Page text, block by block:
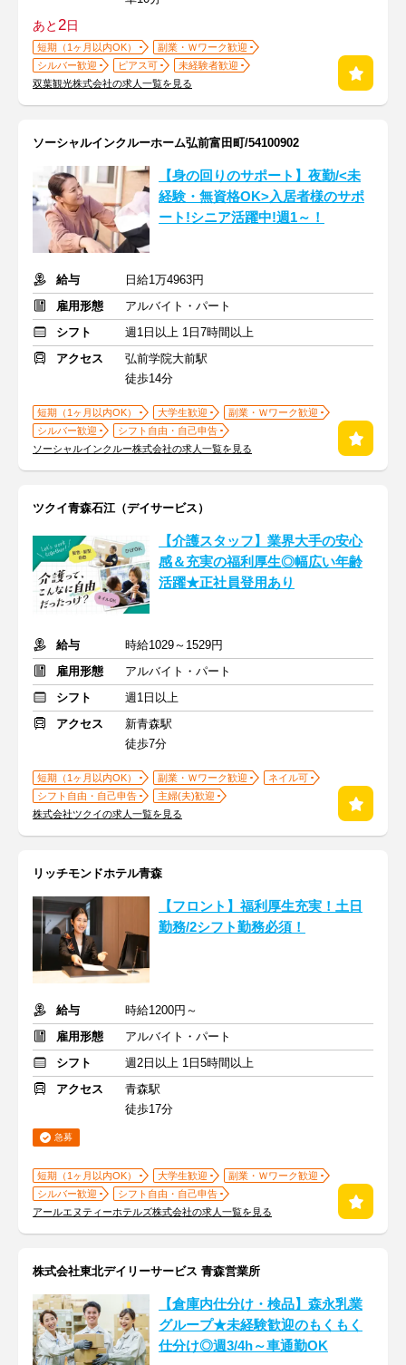
あと2日
短期（1ヶ月以内OK）
副業・Ｗワーク歓迎
シルバー歓迎
ピアス可
未経験者歓迎
双葉観光株式会社の求人一覧を見る
ソーシャルインクルーホーム弘前富田町/54100902
【身の回りのサポート】夜勤/<未
経験・無資格OK>入居者様のサポ
ート!シニア活躍中!週1～！
給与
日給1万4963円
雇用形態
アルバイト・パート
シフト
週1日以上 1日7時間以上
アクセス
弘前学院大前駅
徒歩14分
短期（1ヶ月以内OK） 大学生歓迎
副業・Ｗワーク歓迎
シルバー歓迎
シフト自由・自己申告
ソーシャルインクルー株式会社の求人一覧を見る
ツクイ青森石江（デイサービス）
【介護スタッフ】業界大手の安心
感＆充実の福利厚生◎幅広い年齢
活躍★正社員登用あり
給与
時給1029～1529円
雇用形態
アルバイト・パート
シフト
週1日以上
アクセス
新青森駅
徒歩7分
短期（1ヶ月以内OK） 副業・Ｗワーク歓迎
ネイル可
シフト自由・自己申告
主婦(夫)歓迎
株式会社ツクイの求人一覧を見る
リッチモンドホテル青森
【フロント】福利厚生充実！土日
勤務/2シフト勤務必須！
給与
時給1200円～
雇用形態
アルバイト・パート
シフト
週2日以上 1日5時間以上
アクセス
青森駅
徒歩17分
急募
短期（1ヶ月以内OK） 大学生歓迎
副業・Ｗワーク歓迎
シルバー歓迎
シフト自由・自己申告
アールエヌティーホテルズ株式会社の求人一覧を見る
株式会社東北デイリーサービス 青森営業所
【倉庫内仕分け・検品】森永乳業
グループ★未経験歓迎のもくもく
仕分け◎週3/4h～車通勤OK